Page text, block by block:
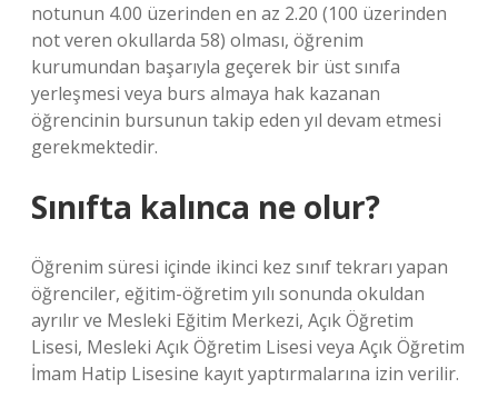
notunun 4.00 üzerinden en az 2.20 (100 üzerinden
not veren okullarda 58) olması, öğrenim
kurumundan başarıyla geçerek bir üst sınıfa
yerleşmesi veya burs almaya hak kazanan
öğrencinin bursunun takip eden yıl devam etmesi
gerekmektedir.
Sınıfta kalınca ne olur?
Öğrenim süresi içinde ikinci kez sınıf tekrarı yapan
öğrenciler, eğitim-öğretim yılı sonunda okuldan
ayrılır ve Mesleki Eğitim Merkezi, Açık Öğretim
Lisesi, Mesleki Açık Öğretim Lisesi veya Açık Öğretim
İmam Hatip Lisesine kayıt yaptırmalarına izin verilir.